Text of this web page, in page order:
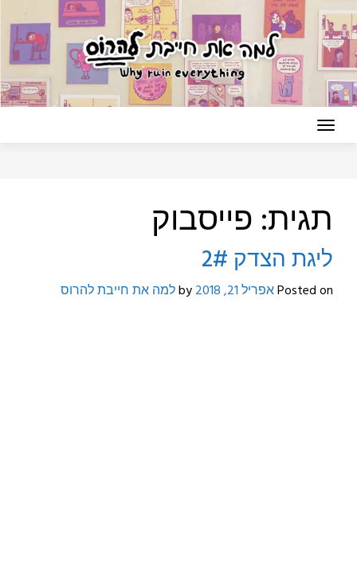
Skip
to
content
תגית: פייסבוק
ליגת הצדק 2#
Posted onאפריל 21, 2018 למה את חייבת להרוס